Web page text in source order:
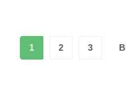
1 2 3